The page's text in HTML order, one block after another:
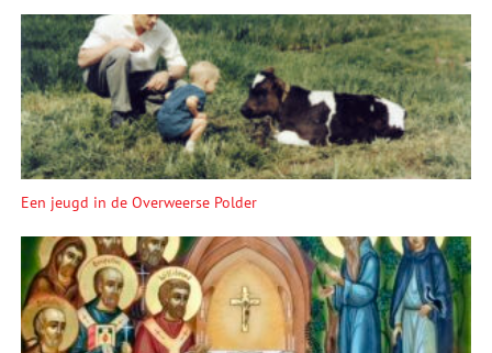
Een jeugd in de Overweerse Polder